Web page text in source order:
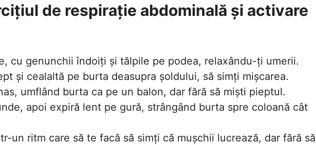
de respirație abdominală și activare
cu genunchii îndoiți și tălpile pe podea, relaxându-ți umerii.
și cealaltă pe burta deasupra șoldului, să simți mișcarea.
umflând burta ca pe un balon, dar fără să miști pieptul.
apoi expiră lent pe gură, strângând burta spre coloană cât
un ritm care să te facă să simți că mușchii lucrează, dar fără să